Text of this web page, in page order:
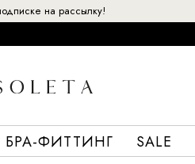
на рассылку!
БРА-ФИТТИНГ SALE